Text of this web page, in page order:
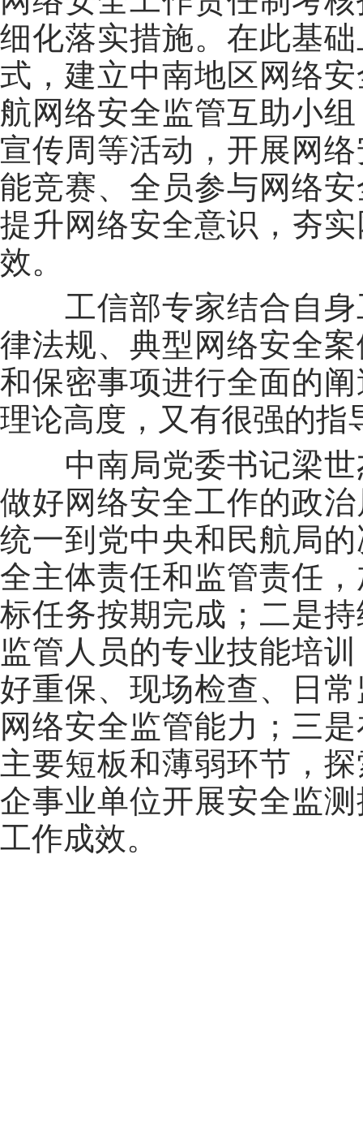
细化落实措施。在此基
式，建立中南地区网络
航网络安全监管互助小
宣传周等活动，开展网
能竞赛、全员参与网络
提升网络安全意识，夯
效。
工信部专家结合自
律法规、典型网络安全
和保密事项进行全面的
理论高度，又有很强的指
中南局党委书记梁
做好网络安全工作的政
统一到党中央和民航局
全主体责任和监管责任
标任务按期完成；二是
监管人员的专业技能培
好重保、现场检查、日
网络安全监管能力；三
主要短板和薄弱环节，
企事业单位开展安全监
工作成效。